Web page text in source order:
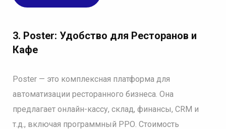
3. Poster: Удобство для Ресторанов и
Кафе
Poster — это комплексная платформа для
автоматизации ресторанного бизнеса. Она
предлагает онлайн-кассу, склад, финансы, CRM и
т.д., включая программный РРО. Стоимость